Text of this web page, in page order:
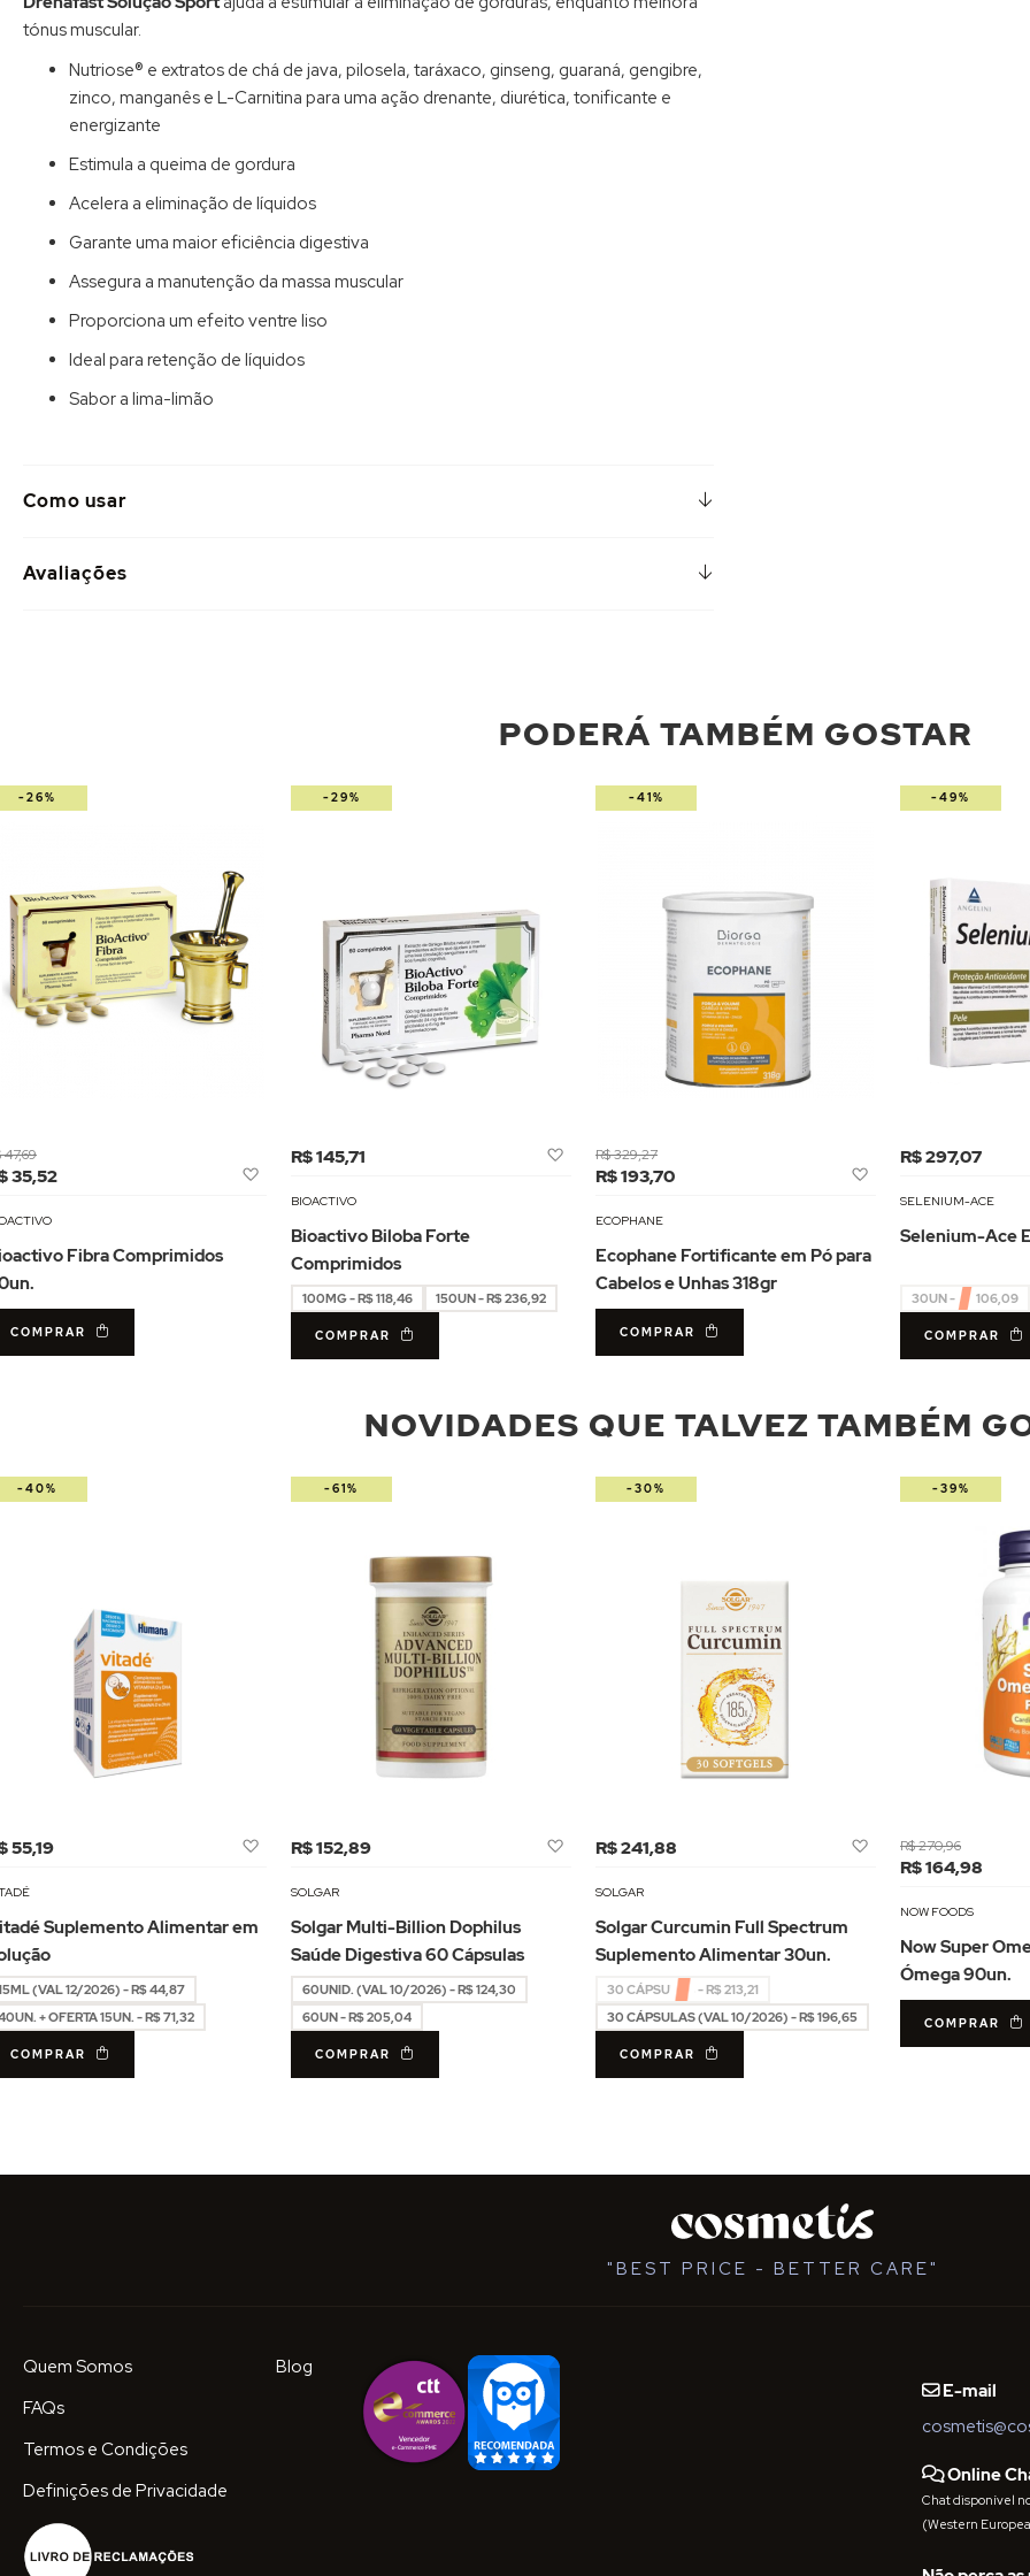
Galeria
de
imagens
tónus muscular.
Nutriose® e extratos de chá de java, pilosela, taráxaco, ginseng, guaraná, gengibre,
zinco, manganês e L-Carnitina para uma ação drenante, diurética, tonificante e
energizante
Estimula a queima de gordura
Acelera a eliminação de líquidos
Garante uma maior eficiência digestiva
Assegura a manutenção da massa muscular
Proporciona um efeito ventre liso
Ideal para retenção de líquidos
Sabor a lima-limão
Como usar
Avaliações
PODERÁ TAMBÉM GOSTAR
35,52
47,69
Desejos
Fibra Comprimidos
COMPRAR
-26%
R$ 145,71
Adicionar
Desejos
BIOACTIVO
Bioactivo Biloba Forte
Comprimidos
100MG - R$ 118,46 150UN - R$ 236,92
COMPRAR
-29%
R$ 193,70
R$ 329,27
ECOPHANE
Ecophane Fortificante em Pó para
Cabelos e Unhas 318gr
COMPRAR
-41%
R$ 297,07
SELENIUM-ACE
Selenium-Ace
30UN - R$ 106,09
COMPRAR
-49%
NOVIDADES QUE TALVEZ TAMBÉM
55,19
Adicionar
Lista
Desejos
Suplemento Alimentar em
(VAL 12/2026) - R$ 44,87
+ OFERTA 15UN. - R$ 71,32
COMPRAR
-40%
R$ 152,89
Adicionar
Lista
Desejos
SOLGAR
Solgar Multi-Billion Dophilus
Saúde Digestiva 60 Cápsulas
60UNID. (VAL 10/2026) - R$ 124,30
60UN - R$ 205,04
COMPRAR
-61%
R$ 241,88
Adicionar
Desejos
SOLGAR
Solgar Curcumin Full Spectrum
Suplemento Alimentar 30un.
30 CÁPSULAS - R$ 213,21
30 CÁPSULAS (VAL 10/2026) - R$ 196,65
COMPRAR
-30%
R$ 164,98
R$ 270,96
NOW FOODS
Now Super
Ómega 90un.
COMPRAR
-39%
"BEST PRICE - BETTER CARE"
Quem Somos
FAQs
Termos e Condições
Definições de Privacidade
Blog
E-mail
Online
Chat disponível
(Western